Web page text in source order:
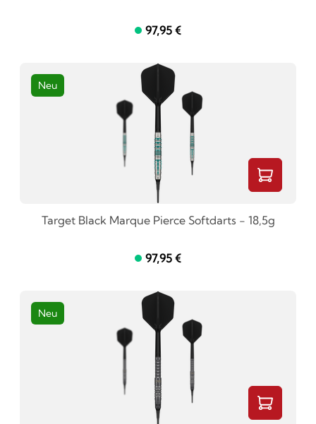
97,95 €
Neu
Target Black Marque Pierce Softdarts - 18,5g
97,95 €
Neu